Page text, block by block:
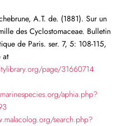
A.T. de. (1881). Sur un
des Cyclostomaceae. Bulletin
de Paris. ser. 7, 5: 108-115,
at
page/31660714
aphia.php?
search.php?